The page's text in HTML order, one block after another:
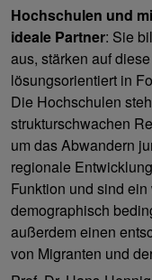
Hochschulen und
ideale Partner: Sie
aus, stärken auf
lösungsorientiert in
Die Hochschulen
strukturschwachen
um das Abwandern
regionale
Funktion und sind
demographisch
außerdem einen
von Migranten und